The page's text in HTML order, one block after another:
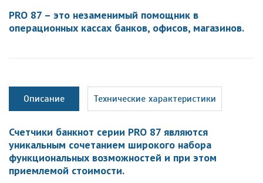
PRO 87 – это незаменимый помощник в
операционных кассах банков, офисов, магазинов.
Описание Технические характеристики
Счетчики банкнот серии PRO 87 являются
уникальным сочетанием широкого набора
функциональных возможностей и при этом
приемлемой стоимости.